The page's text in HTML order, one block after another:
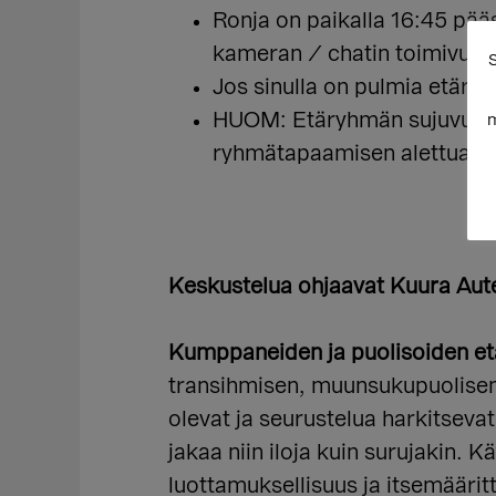
Ronja on paikalla 16:45
kameran / chatin
Jos sinulla on pulmia
HUOM: Etäryhmän
ryhmätapaamisen alettua.
Keskustelua ohjaavat Kuura
Kumppaneiden ja puolisoiden
transihmisen,
olevat ja seurustelua
jakaa niin iloja kuin surujakin.
luottamuksellisuus ja